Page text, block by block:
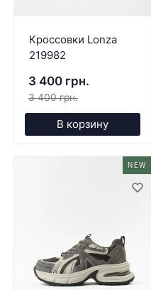
Кроссовки Lonza
219982
3 400 грн.
3 400 грн.
В корзину
NEW